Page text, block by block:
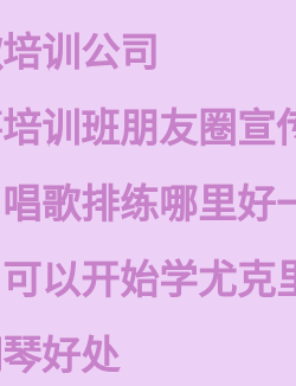
训公司
训班朋友圈宣
歌排练哪里好
以开始学尤克
好处